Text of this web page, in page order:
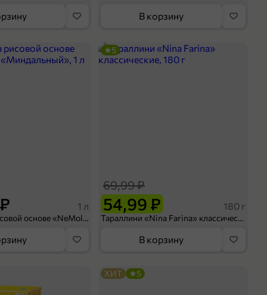
В корзину
1 л
Напиток на рисовой основе «NeMoloko» «Миндальный», 1 л
54,99 ₽
69,99 ₽
180 г
Тараллини «Nina Farina» классические, 180 г
5
В корзину
ХИТ 5